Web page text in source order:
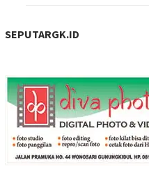
SEPUTARGK.ID